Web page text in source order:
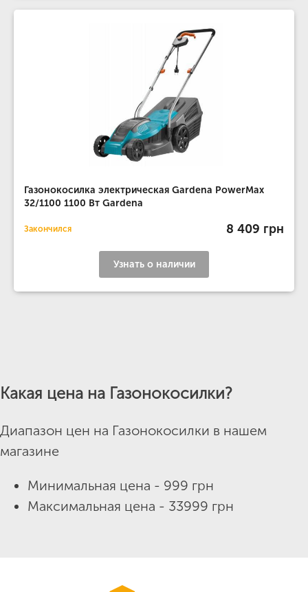
Газонокосилка электрическая Gardena PowerMax
32/1100 1100 Вт Gardena
Закончился 8 409 грн
Узнать о наличии
Какая цена на Газонокосилки?
Диапазон цен на Газонокосилки в нашем
магазине
Минимальная цена - 999 грн
Максимальная цена - 33999 грн